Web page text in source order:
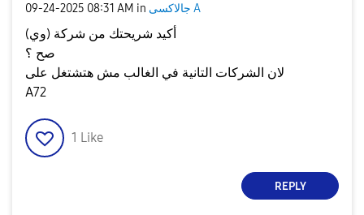
‎09-24-2025 08:31 AM in جالاكسى A
أكيد شريحتك من شركة (وي)
صح ؟
لان الشركات التانية في الغالب مش هتشتغل على
A72
1 Like
REPLY